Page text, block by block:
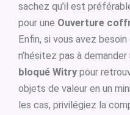
sachez qu’il est
pour une Ouverture
Enfin, si vous avez
n’hésitez pas à demander
bloqué Witry pour
objets de valeur en un
les cas, privilégiez la